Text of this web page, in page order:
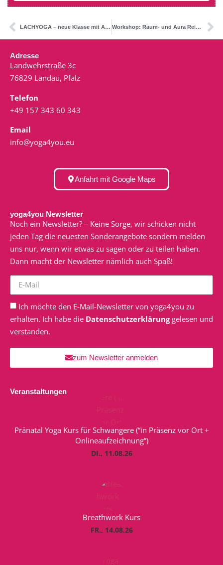
LACHYOGA – neue Klasse mit Anne Workshop: Raum- und Aura Reinigung mit dem Wind Gong
Adresse
Landwehrstraße 3c
76829 Landau, Pfalz
Telefon
+49 157 343 60 343
Email
info@yoga4you.eu
Anfahrt mit Google Maps
yoga4you Newsletter
Noch ein Newsletter? – Keine Sorge, wir schicken nicht
jeden Tag die neuesten Sonderangebote sondern melden
uns nur, wenn wir etwas zu sagen oder zu teilen haben.
Dann macht der Newsletter nämlich auch Spaß!
Ich möchte den E-Mail-Newsletter von yoga4you zu
erhalten. Ich habe die Datenschutzerklärunggelesen und
verstanden.
zum Newsletter anmelden
Veranstaltungen
Pränatal Yoga Kurs für Schwangere (“in Präsenz vor Ort +
Onlineaufzeichnung”)
DI., 11.08.26
Breathwork Kurs
FR., 14.08.26